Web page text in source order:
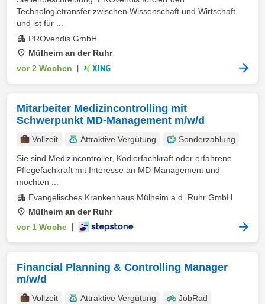
Technologietransfer zwischen Wissenschaft und Wirtschaft
und ist für ...
PROvendis GmbH
Mülheim an der Ruhr
vor 2 Wochen
Mitarbeiter Medizincontrolling mit
Schwerpunkt MD-Management m/w/d
Vollzeit Attraktive Vergütung
Sonderzahlung
Sie sind Medizincontroller, Kodierfachkraft oder erfahrene
Pflegefachkraft mit Interesse an MD-Management und
möchten ...
Evangelisches Krankenhaus Mülheim a.d. Ruhr GmbH
Mülheim an der Ruhr
vor 1 Woche
Financial Planning & Controlling Manager
m/w/d
Vollzeit Attraktive Vergütung
JobRad